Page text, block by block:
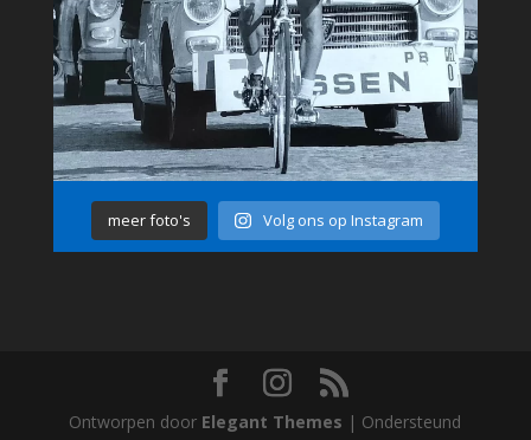
meer foto's Volg ons op Instagram
Ontworpen door Elegant Themes | Ondersteund